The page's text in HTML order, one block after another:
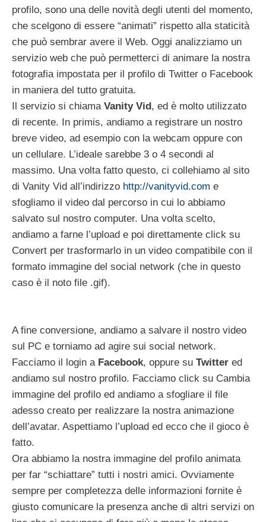
profilo, sono una delle novità degli utenti del momento,
che scelgono di essere “animati” rispetto alla staticità
che può sembrar avere il Web. Oggi analizziamo un
servizio web che può permetterci di animare la nostra
fotografia impostata per il profilo di Twitter o Facebook
in maniera del tutto gratuita.
Il servizio si chiama Vanity Vid, ed è molto utilizzato
di recente. In primis, andiamo a registrare un nostro
breve video, ad esempio con la webcam oppure con
un cellulare. L’ideale sarebbe 3 o 4 secondi al
massimo. Una volta fatto questo, ci collehiamo al sito
di Vanity Vid all’indirizzo http://vanityvid.com e
sfogliamo il video dal percorso in cui lo abbiamo
salvato sul nostro computer. Una volta scelto,
andiamo a farne l’upload e poi direttamente click su
Convert per trasformarlo in un video compatibile con il
formato immagine del social network (che in questo
caso è il noto file .gif).
A fine conversione, andiamo a salvare il nostro video
sul PC e torniamo ad agire sui social network.
Facciamo il login a Facebook, oppure su Twitter ed
andiamo sul nostro profilo. Facciamo click su Cambia
immagine del profilo ed andiamo a sfogliare il file
adesso creato per realizzare la nostra animazione
dell’avatar. Aspettiamo l’upload ed ecco che il gioco è
fatto.
Ora abbiamo la nostra immagine del profilo animata
per far “schiattare” tutti i nostri amici. Ovviamente
sempre per completezza delle informazioni fornite è
giusto comunicare la presenza anche di altri servizi on